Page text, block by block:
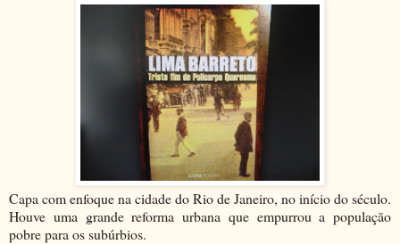
Capa com enfoque na cidade do Rio de Janeiro, no início do século.
Houve uma grande reforma urbana que empurrou a população
pobre para os subúrbios.